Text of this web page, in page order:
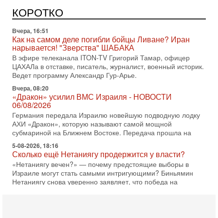
КОРОТКО
АХИ «Дракон» (Drakon), которая уже стала самой дорогой
субмариной в истории ЦАХАЛ. Но почему её
Вчера, 16:51
Как на самом деле погибли бойцы Ливане? Иран
нарывается! "Зверства" ШАБАКА
В эфире телеканала ITON-TV Григорий Тамар, офицер
ЦАХАЛа в отставке, писатель, журналист, военный историк.
Ведет программу Александр Гур-Арье.
Вчера, 08:20
«Дракон» усилил ВМС Израиля - НОВОСТИ
06/08/2026
Германия передала Израилю новейшую подводную лодку
АХИ «Дракон», которую называют самой мощной
субмариной на Ближнем Востоке. Передача прошла на
5-08-2026, 18:16
Сколько ещё Нетаниягу продержится у власти?
«Нетаниягу вечен?» — почему предстоящие выборы в
Израиле могут стать самыми интригующими? Биньямин
Нетаниягу снова уверенно заявляет, что победа на